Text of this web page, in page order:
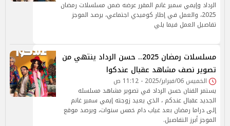
الرداد وإيمي سمير غانم المقرر عرضه ضمن مسلسلات رمضان
2025، والعمل في إطار كوميدي اجتماعي، يرصد الموجز
تفاصيل العمل فيما يلي
مسلسلات رمضان 2025.. حسن الرداد ينتهي من
تصوير نصف مشاهد عقبال عندكوا
الخميس 06/فبراير/2025 - 11:12 ص
يستمر الفنان حسن الرداد في تصوير مشاهد مسلسله
الجديد عقبال عندكم ، الذي يعيد زوجته إيمي سمير غانم
إلى دراما رمضان بعد غياب دام خمس سنوات، ويرصد موقع
الموجز أبرز التفاصيل.